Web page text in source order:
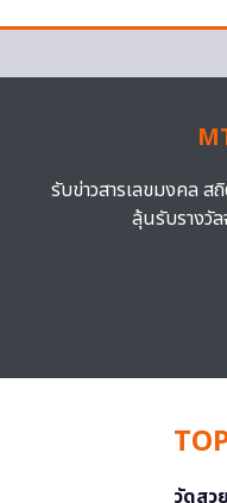
รับข่าวสารเลขมงคล ส
ลุ้นรับรางวั
วัดสวย